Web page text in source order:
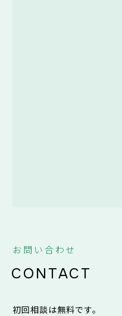
お問い合わせ
CONTACT
初回相談は無料です。